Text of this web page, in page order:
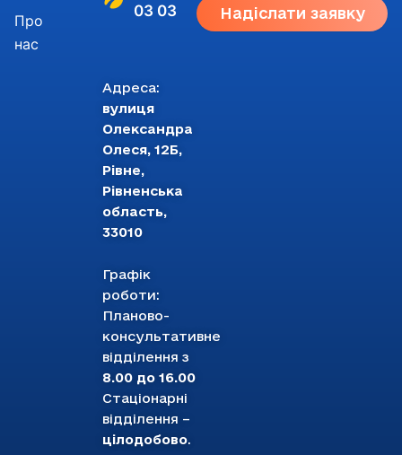
Адреса:
вулиця
Олександра
Олеся, 12Б,
Рівне,
Рівненська
область,
33010
Графік
роботи:
Планово-
консультативне
відділення з
8.00 до 16.00
Стаціонарні
відділення –
цілодобово.
03 03
Про
нас
Надіслати заявку